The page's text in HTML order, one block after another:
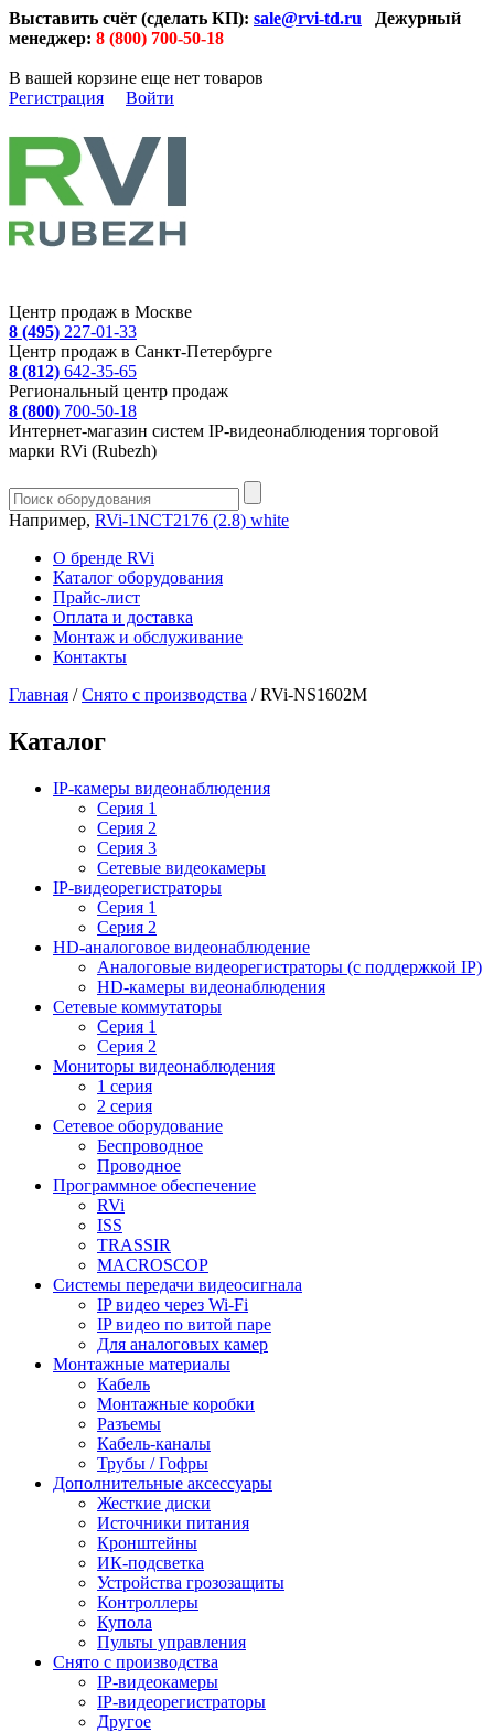
Выставить счёт (сделать КП): sale@rvi-td.ru
Дежурный
менеджер: 8 (800) 700-50-18
В вашей корзине еще нет товаров
Регистрация
Войти
Центр продаж в Москве
8 (495) 227-01-33
Центр продаж в Санкт-Петербурге
8 (812) 642-35-65
Региональный центр продаж
8 (800) 700-50-18
Интернет-магазин систем IP-видеонаблюдения торговой
марки RVi (Rubezh)
Например, RVi-1NCT2176 (2.8) white
О бренде RVi
Каталог оборудования
Прайс-лист
Оплата и доставка
Монтаж и обслуживание
Контакты
Главная /Снято с производства /RVi-NS1602M
Каталог
IP-камеры видеонаблюдения
Серия 1
Серия 2
Серия 3
Сетевые видеокамеры
IP-видеорегистраторы
Серия 1
Серия 2
HD-аналоговое видеонаблюдение
Aналоговые видеорегистраторы (с поддержкой IP)
HD-камеры видеонаблюдения
Сетевые коммутаторы
Серия 1
Серия 2
Мониторы видеонаблюдения
1 серия
2 серия
Сетевое оборудование
Беспроводное
Проводное
Программное обеспечение
RVi
ISS
TRASSIR
MACROSCOP
Системы передачи видеосигнала
IP видео через Wi-Fi
IP видео по витой паре
Для аналоговых камер
Монтажные материалы
Кабель
Монтажные коробки
Разъемы
Кабель-каналы
Трубы / Гофры
Дополнительные аксессуары
Жесткие диски
Источники питания
Кронштейны
ИК-подсветка
Устройства грозозащиты
Контроллеры
Купола
Пульты управления
Снято с производства
IP-видеокамеры
IP-видеорегистраторы
Другое